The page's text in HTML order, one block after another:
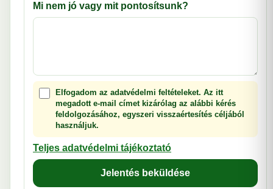
Mi nem jó vagy mit pontosítsunk?
Elfogadom az adatvédelmi feltételeket. Az itt
megadott e-mail címet kizárólag az alábbi kérés
feldolgozásához, egyszeri visszaértesítés céljából
használjuk.
Teljes adatvédelmi tájékoztató
Jelentés beküldése